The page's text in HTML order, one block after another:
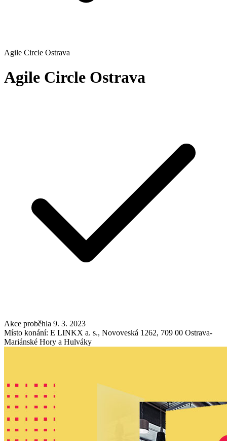
Agile Circle Ostrava
Agile Circle Ostrava
Akce proběhla 9. 3. 2023
Místo konání: E LINKX a. s., Novoveská 1262, 709 00 Ostrava-
Mariánské Hory a Hulváky